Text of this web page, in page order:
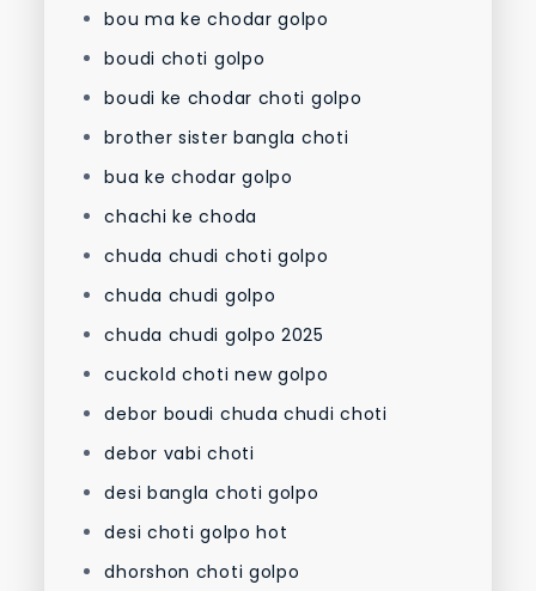
bou ma ke chodar golpo
boudi choti golpo
boudi ke chodar choti golpo
brother sister bangla choti
bua ke chodar golpo
chachi ke choda
chuda chudi choti golpo
chuda chudi golpo
chuda chudi golpo 2025
cuckold choti new golpo
debor boudi chuda chudi choti
debor vabi choti
desi bangla choti golpo
desi choti golpo hot
dhorshon choti golpo